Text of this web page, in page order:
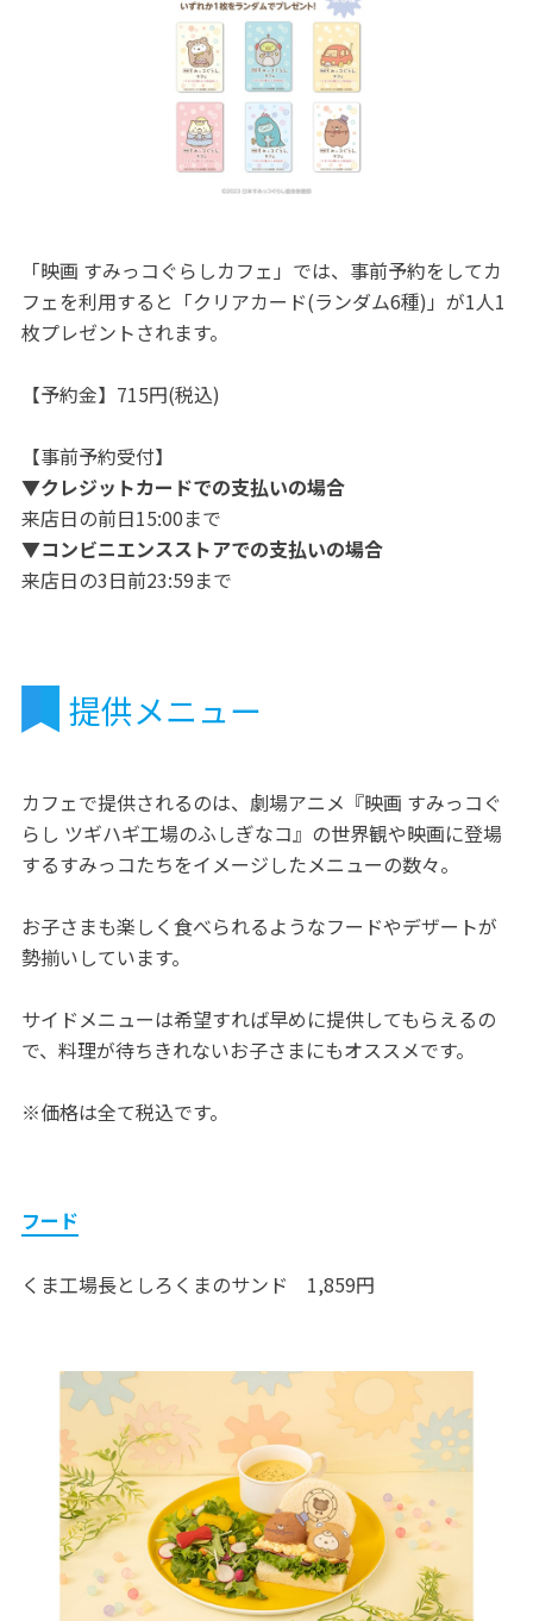
「映画 すみっコぐらしカフェ」では、事前予約をしてカ
フェを利用すると「クリアカード(ランダム6種)」が1人1
枚プレゼントされます。
【予約金】715円(税込)
【事前予約受付】
▼クレジットカードでの支払いの場合
来店日の前日15:00まで
▼コンビニエンスストアでの支払いの場合
来店日の3日前23:59まで
提供メニュー
カフェで提供されるのは、劇場アニメ『映画 すみっコぐ
らし ツギハギ工場のふしぎなコ』の世界観や映画に登場
するすみっコたちをイメージしたメニューの数々。
お子さまも楽しく食べられるようなフードやデザートが
勢揃いしています。
サイドメニューは希望すれば早めに提供してもらえるの
で、料理が待ちきれないお子さまにもオススメです。
※価格は全て税込です。
フード
くま工場長としろくまのサンド 1,859円